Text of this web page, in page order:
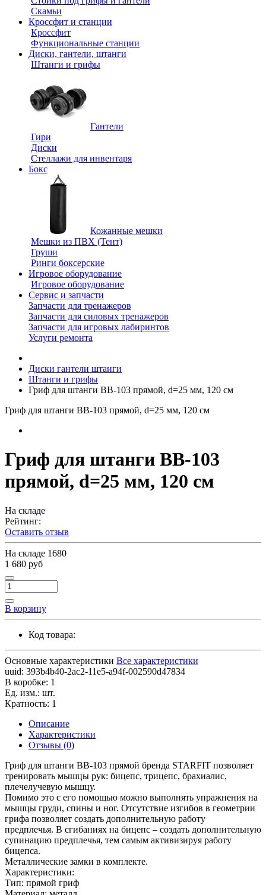
Скамьи
Кроссфит и станции
Кроссфит
Функциональные станции
Диски, гантели, штанги
Штанги и грифы
Гантели
Гири
Диски
Стеллажи для инвентаря
Бокс
Кожанные мешки
Мешки из ПВХ (Тент)
Груши
Ринги боксерские
Игровое оборудование
Игровое оборудование
Сервис и запчасти
Запчасти для тренажеров
Запчасти для силовых тренажеров
Запчасти для игровых лабиринтов
Услуги ремонта
Диски гантели штанги
Штанги и грифы
Гриф для штанги BB-103 прямой, d=25 мм, 120 см
Гриф для штанги BB-103 прямой, d=25 мм, 120 см
Гриф для штанги BB-103
прямой, d=25 мм, 120 см
На складе
Рейтинг:
Оставить отзыв
На складе 1680
1 680 руб
В корзину
Код товара:
Основные характеристики Все характеристики
uuid: 393b4b40-2ac2-11e5-a94f-002590d47834
В коробке: 1
Ед. изм.: шт.
Кратность: 1
Описание
Характеристики
Отзывы (0)
Гриф для штанги BB-103 прямой бренда STARFIT позволяет
тренировать мышцы рук: бицепс, трицепс, брахиалис,
плечелучевую мышцу.
Помимо это с его помощью можно выполнять упражнения на
мышцы груди, спины и ног. Отсутствие изгибов в геометрии
грифа позволяет создать дополнительную работу
предплечья. В сгибаниях на бицепс – создать дополнительную
супинацию предплечья, тем самым активизируя работу
бицепса.
Металлические замки в комплекте.
Характеристики:
Тип: прямой гриф